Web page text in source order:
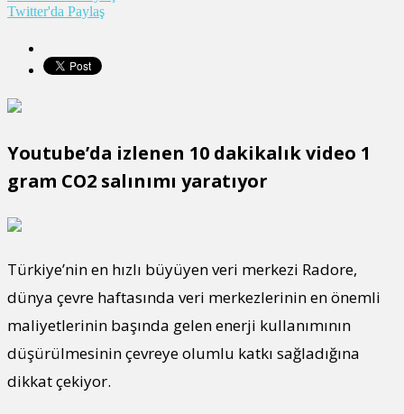
Twitter'da Paylaş
Youtube’da izlenen 10 dakikalık video 1
gram CO2 salınımı yaratıyor
Türkiye’nin en hızlı büyüyen veri merkezi Radore,
dünya çevre haftasında veri merkezlerinin en önemli
maliyetlerinin başında gelen enerji kullanımının
düşürülmesinin çevreye olumlu katkı sağladığına
dikkat çekiyor.